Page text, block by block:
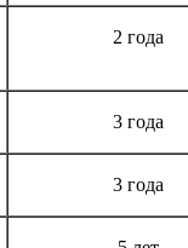
2 года
3 года
3 года